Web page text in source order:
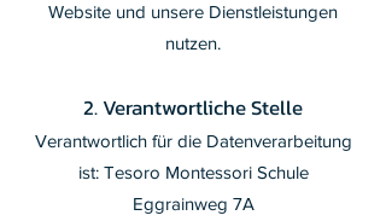
Website und unsere Dienstleistungen
nutzen.
2. Verantwortliche Stelle
Verantwortlich für die Datenverarbeitung
ist: Tesoro Montessori Schule
Eggrainweg 7A